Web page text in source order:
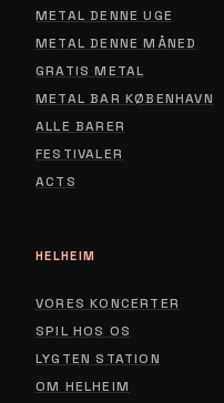
METAL DENNE UGE
METAL DENNE MÅNED
GRATIS METAL
METAL BAR KØBENHAVN
ALLE BARER
FESTIVALER
ACTS
HELHEIM
VORES KONCERTER
SPIL HOS OS
LYGTEN STATION
OM HELHEIM